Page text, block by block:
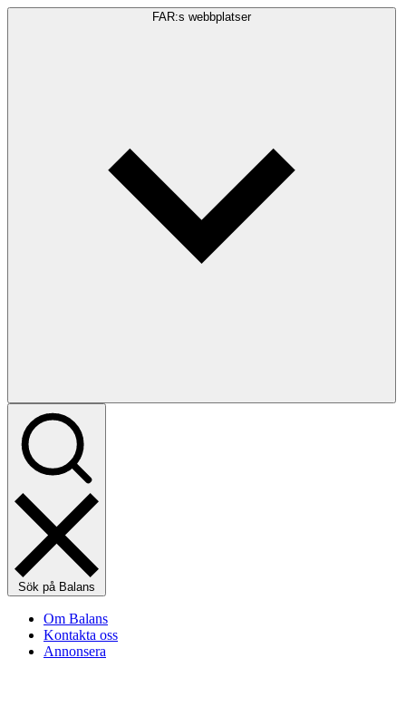
FAR:s webbplatser
Sök på Balans
Om Balans
Kontakta oss
Annonsera